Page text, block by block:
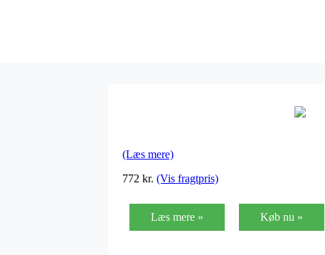
(Læs mere)
772 kr. (Vis fragtpris)
Læs mere » Køb nu »